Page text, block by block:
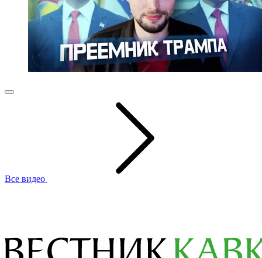
Все видео
Вестник Кавказа—Все новости